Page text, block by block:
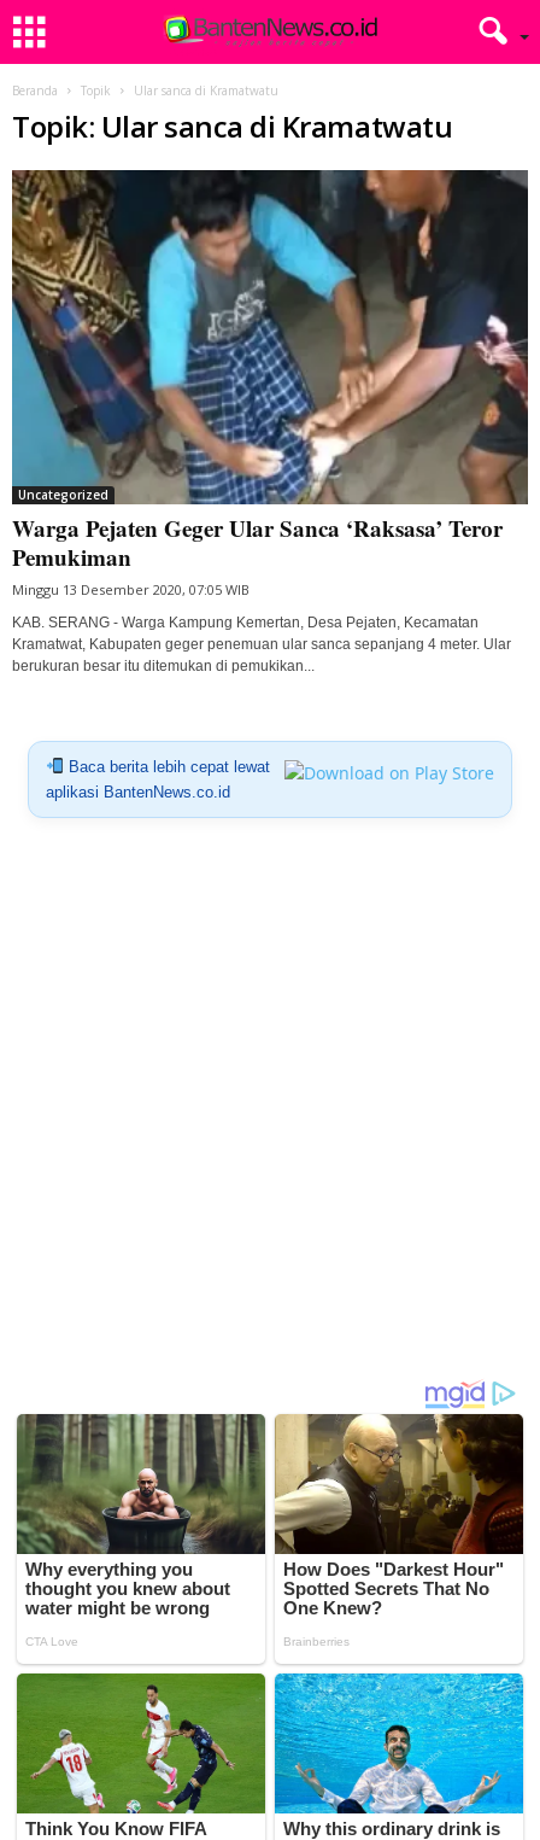
Beranda Topik Ular sanca di Kramatwatu
Topik: Ular sanca di Kramatwatu
Uncategorized
Warga Pejaten Geger Ular Sanca ‘Raksasa’ Teror
Pemukiman
Minggu 13 Desember 2020, 07:05 WIB
KAB. SERANG - Warga Kampung Kemertan, Desa Pejaten, Kecamatan
Kramatwat, Kabupaten geger penemuan ular sanca sepanjang 4 meter. Ular
berukuran besar itu ditemukan di pemukikan...
Baca berita lebih cepat lewat
aplikasi BantenNews.co.id